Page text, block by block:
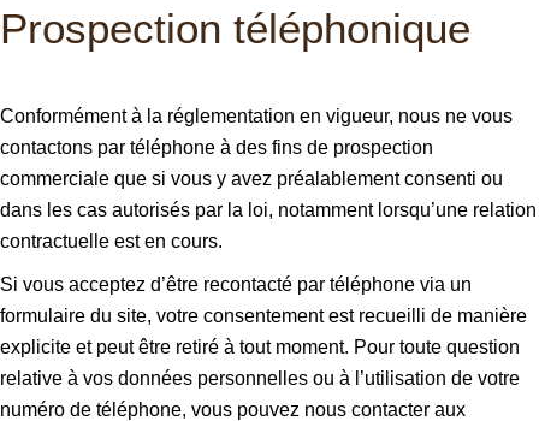
Prospection téléphonique
Conformément à la réglementation en vigueur, nous ne vous
contactons par téléphone à des fins de prospection
commerciale que si vous y avez préalablement consenti ou
dans les cas autorisés par la loi, notamment lorsqu’une relation
contractuelle est en cours.
Si vous acceptez d’être recontacté par téléphone via un
formulaire du site, votre consentement est recueilli de manière
explicite et peut être retiré à tout moment. Pour toute question
relative à vos données personnelles ou à l’utilisation de votre
numéro de téléphone, vous pouvez nous contacter aux